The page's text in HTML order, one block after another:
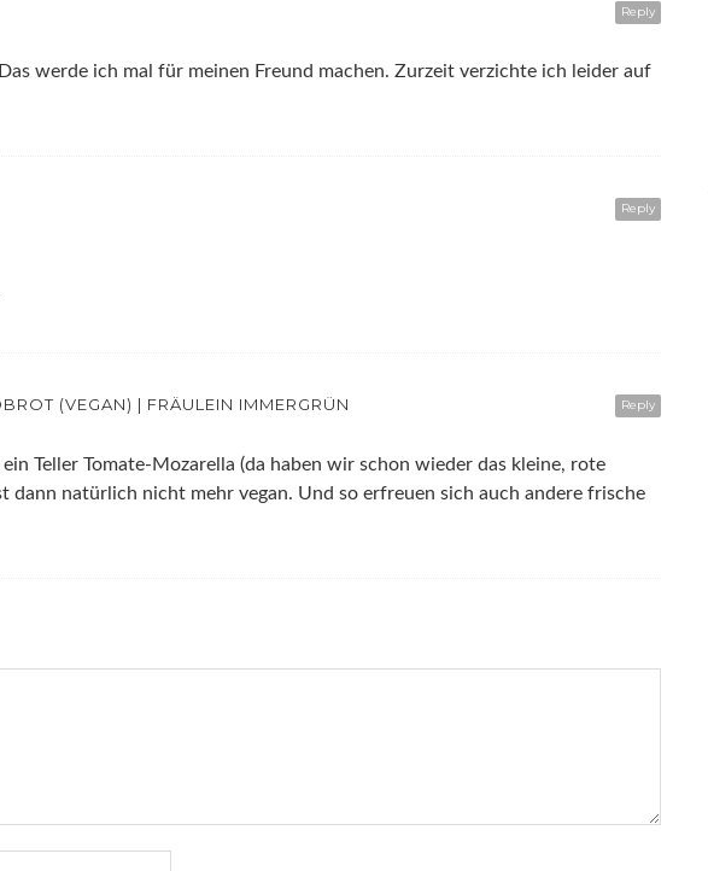
Reply
werde ich mal für meinen Freund machen. Zurzeit verzichte ich leider auf
Reply
Reply
(VEGAN) | FRÄULEIN IMMERGRÜN
Teller Tomate-Mozarella (da haben wir schon wieder das kleine, rote
dann natürlich nicht mehr vegan. Und so erfreuen sich auch andere frische